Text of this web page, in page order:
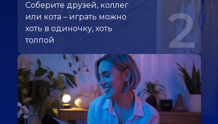
Соберите друзей, коллег
или кота – играть можно
хоть в одиночку, хоть
толпой
2